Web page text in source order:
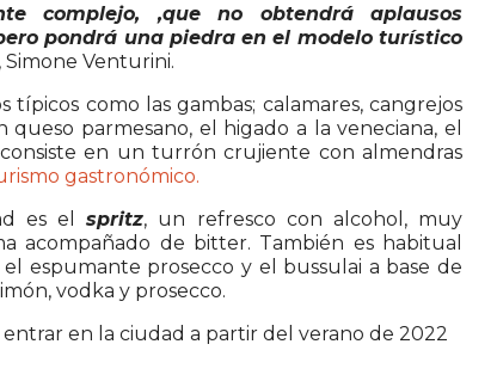
complejo, ,que no obtendrá aplausos
pondrá una piedra en el modelo turístico
Venturini.
típicos como las gambas; calamares, cangrejos
parmesano, el higado a la veneciana, el
en un turrón crujiente con almendras
gastronómico.
es elspritz, un refresco con alcohol, muy
acompañado de bitter. También es habitual
espumante prosecco y el bussulai a base de
vodka y prosecco.